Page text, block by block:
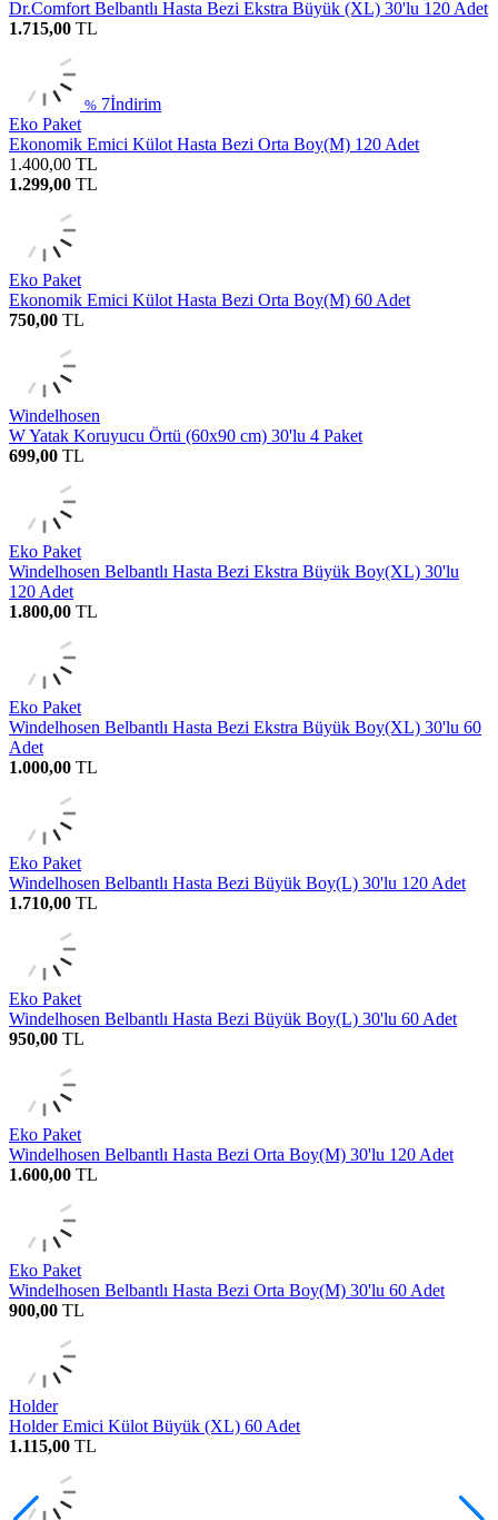
Dr.Comfort Belbantlı Hasta Bezi Ekstra Büyük (XL) 30'lu 120 Adet
1.715,00 TL
% 7İndirim
Eko Paket
Ekonomik Emici Külot Hasta Bezi Orta Boy(M) 120 Adet
1.400,00 TL
1.299,00 TL
Eko Paket
Ekonomik Emici Külot Hasta Bezi Orta Boy(M) 60 Adet
750,00 TL
Windelhosen
W Yatak Koruyucu Örtü (60x90 cm) 30'lu 4 Paket
699,00 TL
Eko Paket
Windelhosen Belbantlı Hasta Bezi Ekstra Büyük Boy(XL) 30'lu
120 Adet
1.800,00 TL
Eko Paket
Windelhosen Belbantlı Hasta Bezi Ekstra Büyük Boy(XL) 30'lu 60
Adet
1.000,00 TL
Eko Paket
Windelhosen Belbantlı Hasta Bezi Büyük Boy(L) 30'lu 120 Adet
1.710,00 TL
Eko Paket
Windelhosen Belbantlı Hasta Bezi Büyük Boy(L) 30'lu 60 Adet
950,00 TL
Eko Paket
Windelhosen Belbantlı Hasta Bezi Orta Boy(M) 30'lu 120 Adet
1.600,00 TL
Eko Paket
Windelhosen Belbantlı Hasta Bezi Orta Boy(M) 30'lu 60 Adet
900,00 TL
Holder
Holder Emici Külot Büyük (XL) 60 Adet
1.115,00 TL